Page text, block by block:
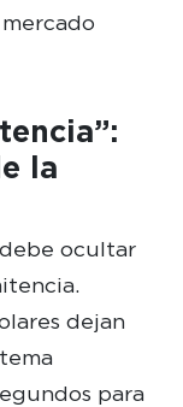
la
ocultar
dejan
para